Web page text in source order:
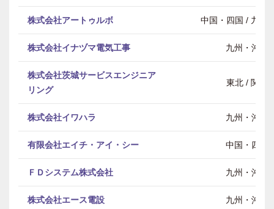
株式会社アートゥルボ 中国・四国 / 九州
株式会社イナヅマ電気工事 九州・沖縄
株式会社茨城サービスエンジニア
リング
東北 / 関東
株式会社イワハラ 九州・沖縄
有限会社エイチ・アイ・シー 中国・四国
ＦＤシステム株式会社 九州・沖縄
株式会社エース電設 九州・沖縄